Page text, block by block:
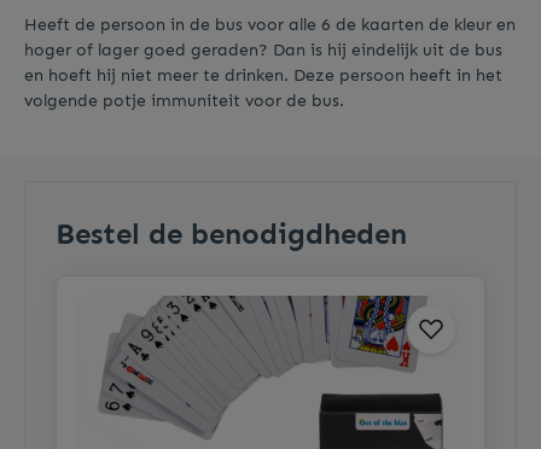
Heeft de persoon in de bus voor alle 6 de kaarten de kleur en
hoger of lager goed geraden? Dan is hij eindelijk uit de bus
en hoeft hij niet meer te drinken. Deze persoon heeft in het
volgende potje immuniteit voor de bus.
Bestel de benodigdheden